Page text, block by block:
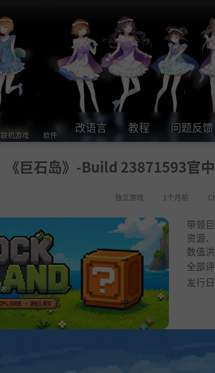
联机游戏 软件
改语言 教程 问题反馈
《巨石岛》-Build 23871593官
独立游戏 1个月前
带领
资源
数值
全部
发行